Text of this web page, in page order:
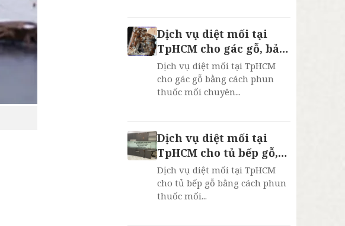
Dịch vụ diệt mối tại
TpHCM cho gác gỗ, bảo
hành 2 năm
Dịch vụ diệt mối tại TpHCM
cho gác gỗ bằng cách phun
thuốc mối chuyên...
Dịch vụ diệt mối tại
TpHCM cho tủ bếp gỗ,
bh 2 năm
Dịch vụ diệt mối tại TpHCM
cho tủ bếp gỗ bằng cách phun
thuốc mối...